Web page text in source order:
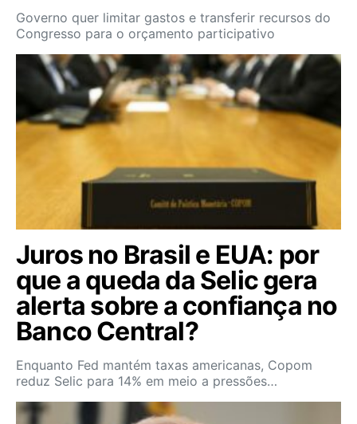
Governo quer limitar gastos e transferir recursos do
Congresso para o orçamento participativo
Juros no Brasil e EUA: por
que a queda da Selic gera
alerta sobre a confiança no
Banco Central?
Enquanto Fed mantém taxas americanas, Copom
reduz Selic para 14% em meio a pressões…